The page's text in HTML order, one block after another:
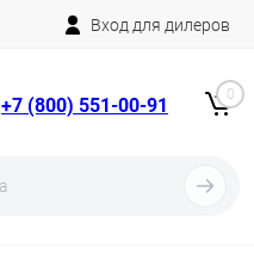
Вход для дилеров
+7 (800) 551-00-91 0